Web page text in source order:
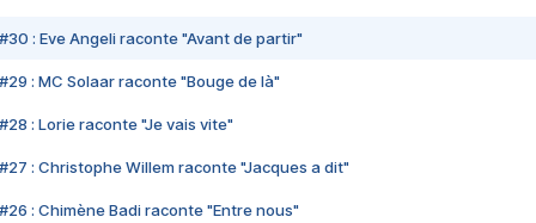
#30 : Eve Angeli raconte "Avant de partir"
#29 : MC Solaar raconte "Bouge de là"
#28 : Lorie raconte "Je vais vite"
#27 : Christophe Willem raconte "Jacques a dit"
#26 : Chimène Badi raconte "Entre nous"